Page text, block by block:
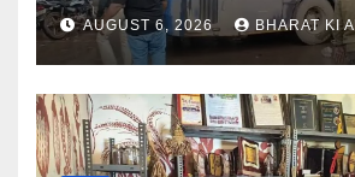
AUGUST 6, 2026 BHARAT KI